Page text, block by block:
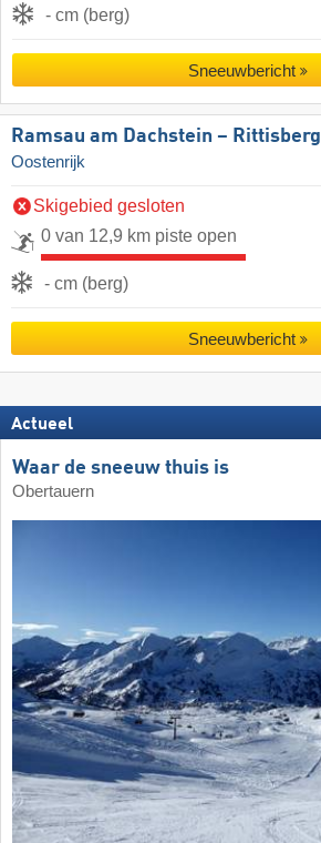
- cm (berg)
Sneeuwbericht
Ramsau am Dachstein – Rittisberg
Oostenrijk
Skigebied gesloten
0 van 12,9 km piste open
- cm (berg)
Sneeuwbericht
Actueel
Waar de sneeuw thuis is
Obertauern